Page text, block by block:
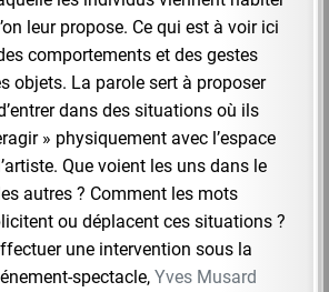
leur propose. Ce qui est à voir ici
comportements et des gestes
objets. La parole sert à proposer
dans des situations où ils
» physiquement avec l’espace
Que voient les uns dans le
autres ? Comment les mots
ou déplacent ces situations ?
une intervention sous la
spectacle, Yves Musard